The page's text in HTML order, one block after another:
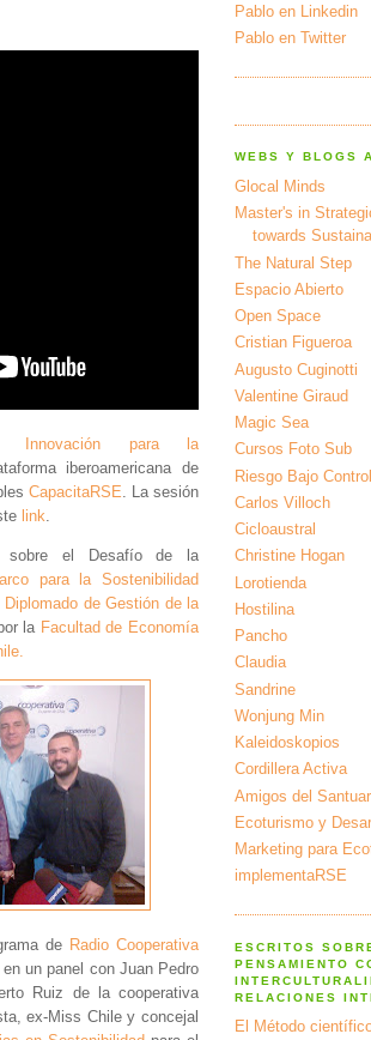
Innovación para la
iberoamericana de
CapacitaRSE . La sesión
link
sobre el Desafío de la
para la Sostenibilidad
Diplomado de Gestión de la
la Facultad de Economía
de Radio Cooperativa
en un panel con Juan Pedro
Ruiz de la cooperativa
ex-Miss Chile y concejal
Pablo en Linkedin
Pablo en Twitter
WEBS Y BLOGS
Glocal Minds
Master's in
towards
The Natural Step
Espacio Abierto
Open Space
Cristian Figueroa
Augusto Cuginotti
Valentine Giraud
Magic Sea
Cursos Foto Sub
Riesgo Bajo Control
Carlos Villoch
Cicloaustral
Christine Hogan
Lorotienda
Hostilina
Pancho
Claudia
Sandrine
Wonjung Min
Kaleidoskopios
Cordillera Activa
Amigos del
Ecoturismo y
Marketing para
implementaRSE
ESCRITOS
PENSAMIENTO
RELACIONES
El Método